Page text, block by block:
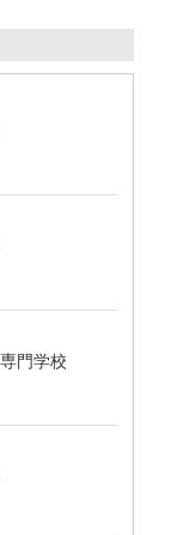
門学校